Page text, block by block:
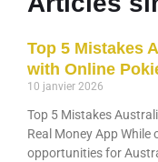
Top 5 Mistakes
with Online
10 janvier 2026
Top 5 Mistakes
Real Money App
opportunities for